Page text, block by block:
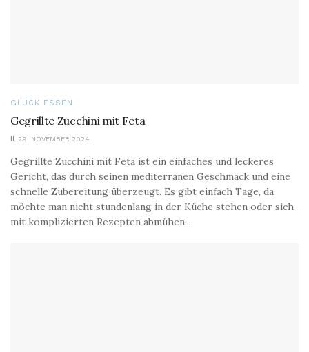
GLÜCK ESSEN
Gegrillte Zucchini mit Feta
29. NOVEMBER 2024
Gegrillte Zucchini mit Feta ist ein einfaches und leckeres
Gericht, das durch seinen mediterranen Geschmack und eine
schnelle Zubereitung überzeugt. Es gibt einfach Tage, da
möchte man nicht stundenlang in der Küche stehen oder sich
mit komplizierten Rezepten abmühen....